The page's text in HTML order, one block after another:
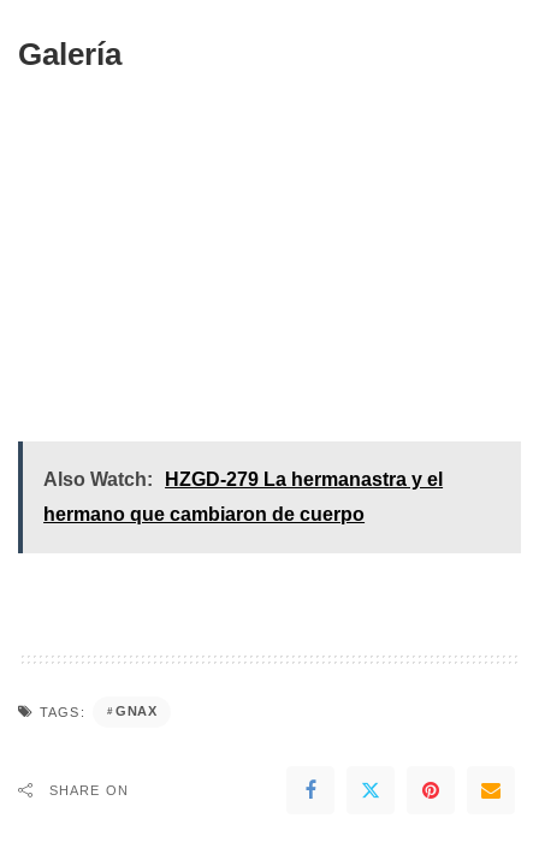
Galería
Also Watch:
HZGD-279 La hermanastra y el
hermano que cambiaron de cuerpo
TAGS: GNAX
SHARE ON